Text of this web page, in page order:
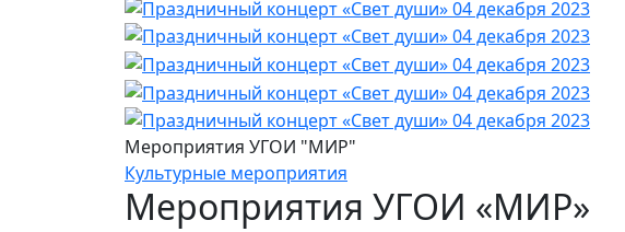
Мероприятия УГОИ "МИР"
Культурные мероприятия
Мероприятия УГОИ «МИР»